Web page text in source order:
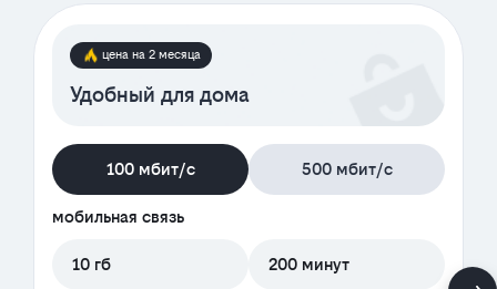
цена на 2 месяца
Удобный для дома
100 мбит/с 500 мбит/с
мобильная связь
10 гб 200 минут